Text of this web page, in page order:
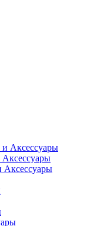
Аксессуары
Аксессуары
Аксессуары